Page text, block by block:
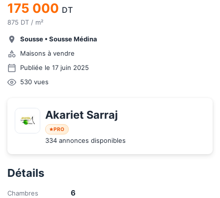
175 000 DT
875 DT / m²
Sousse • Sousse Médina
Maisons à vendre
Publiée le 17 juin 2025
530 vues
Akariet Sarraj
PRO
334 annonces disponibles
Détails
Chambres 6